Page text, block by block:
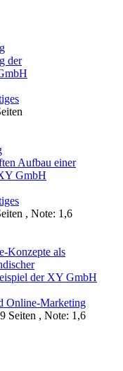
der
Aufbau einer
GmbH
, Note: 1,6
Konzepte als
der XY GmbH
Online-Marketing
Seiten , Note: 1,6